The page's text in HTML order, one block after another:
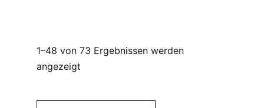
1–48 von 73 Ergebnissen werden
angezeigt